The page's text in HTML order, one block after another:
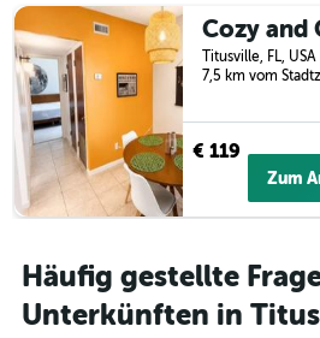
Titusville, FL, USA
7,5 km vom
€ 119
Zum
Häufig gestellte
Unterkünften in